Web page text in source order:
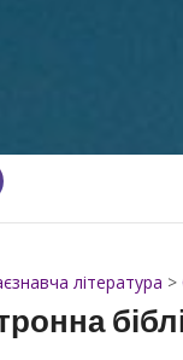
література >